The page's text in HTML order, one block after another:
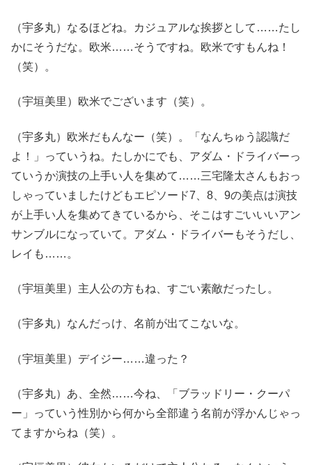
（宇多丸）なるほどね。カジュアルな挨拶として……たし
かにそうだな。欧米……そうですね。欧米ですもんね！
（笑）。
（宇垣美里）欧米でございます（笑）。
（宇多丸）欧米だもんなー（笑）。「なんちゅう認識だ
よ！」っていうね。たしかにでも、アダム・ドライバーっ
ていうか演技の上手い人を集めて……三宅隆太さんもおっ
しゃっていましたけどもエピソード7、8、9の美点は演技
が上手い人を集めてきているから、そこはすごいいいアン
サンブルになっていて。アダム・ドライバーもそうだし、
レイも……。
（宇垣美里）主人公の方もね、すごい素敵だったし。
（宇多丸）なんだっけ、名前が出てこないな。
（宇垣美里）デイジー……違った？
（宇多丸）あ、全然……今ね、「ブラッドリー・クーパ
ー」っていう性別から何から全部違う名前が浮かんじゃっ
てますからね（笑）。